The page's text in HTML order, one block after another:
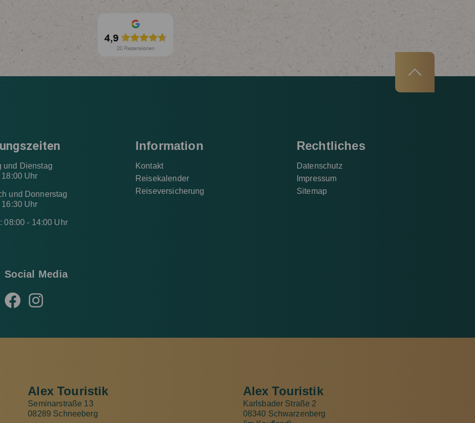
und Dienstag
Uhr
und Donnerstag
Uhr
08:00 - 14:00 Uhr
Information
Kontakt
Reisekalender
Reiseversicherung
Rechtliches
Datenschutz
Impressum
Sitemap
Social Media
Alex Touristik
Seminarstraße 13
08289 Schneeberg
Alex Touristik
Karlsbader Straße 2
08340 Schwarzenberg